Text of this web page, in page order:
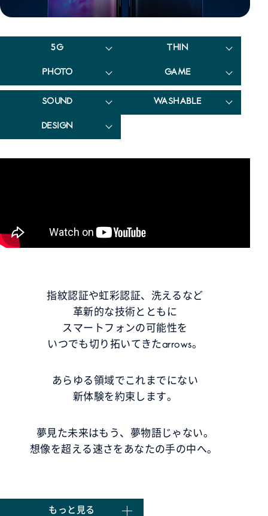
5G THIN
PHOTO GAME
SOUND WASHABLE
DESIGN
指紋認証や虹彩認証、洗えるなど
革新的な技術とともに
スマートフォンの可能性を
いつでも切り拓いてきたarrows。
あらゆる領域でこれまでにない
新体験を約束します。
夢見た未来はもう、夢物語じゃない。
想像を超える速さをあなたの手の中へ。
もっと見る